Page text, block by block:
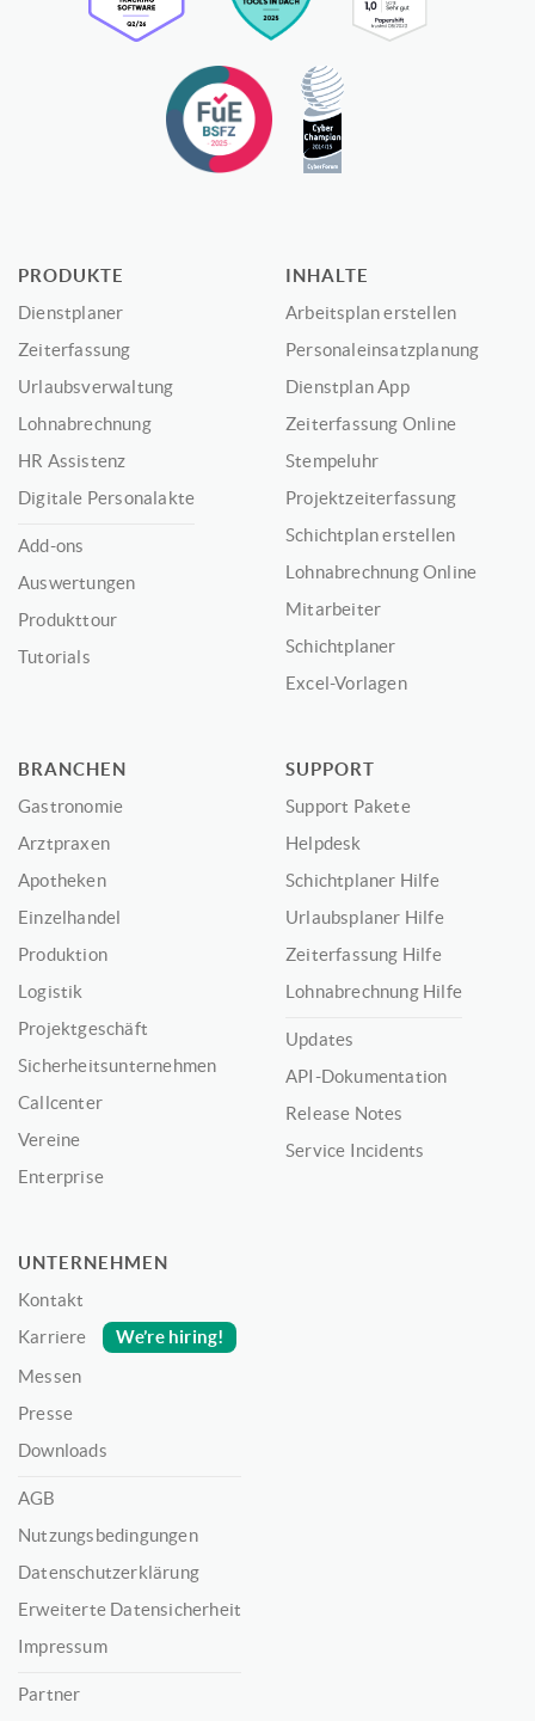
PRODUKTE
Dienstplaner
Zeiterfassung
Urlaubsverwaltung
Lohnabrechnung
HR Assistenz
Digitale Personalakte
Add-ons
Auswertungen
Produkttour
Tutorials
INHALTE
Arbeitsplan erstellen
Personaleinsatzplanung
Dienstplan App
Zeiterfassung Online
Stempeluhr
Projektzeiterfassung
Schichtplan erstellen
Lohnabrechnung Online
Mitarbeiter
Schichtplaner
Excel-Vorlagen
BRANCHEN
Gastronomie
Arztpraxen
Apotheken
Einzelhandel
Produktion
Logistik
Projektgeschäft
Sicherheitsunternehmen
Callcenter
Vereine
Enterprise
SUPPORT
Support Pakete
Helpdesk
Schichtplaner Hilfe
Urlaubsplaner Hilfe
Zeiterfassung Hilfe
Lohnabrechnung Hilfe
Updates
API-Dokumentation
Release Notes
Service Incidents
UNTERNEHMEN
Kontakt
Karriere
We’re hiring!
Messen
Presse
Downloads
AGB
Nutzungsbedingungen
Datenschutzerklärung
Erweiterte Datensicherheit
Impressum
Partner